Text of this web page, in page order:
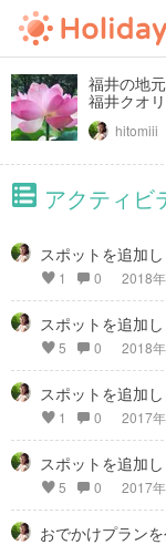
福井の地
福井クオ
hitomiii
アクティビ
スポットを追加
1 0 2018
スポットを追加
5 0 2018
スポットを追加
1 0 2017
スポットを追加
5 0 2017
おでかけプラン